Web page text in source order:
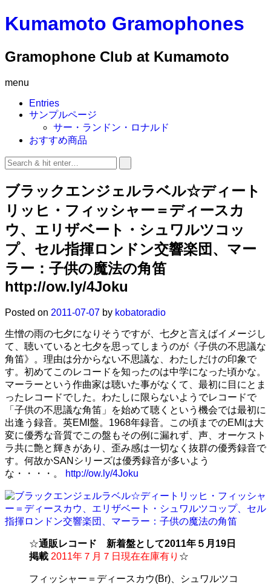
Kumamoto Gramophones
Gramophone Club at Kumamoto
menu
Entries
サンプルページ
サー・ランドン・ロナルド
おすすめ商品
ブラックエンジェルラベル☆ディート
リッヒ・フィッシャー＝ディースカ
ウ、エリザベート・シュワルツコッ
プ、セル指揮ロンドン交響楽団、マー
ラー：子供の魔法の角笛
http://ow.ly/4Joku
Posted on 2011-07-07 by kobatoradio
生憎の雨の七夕になりそうですが、七夕と言えばイメージし
て、聴いていると七夕を思ってしまうのが《子供の不思議な
角笛》。理由は分からない不思議な、わたしだけの印象で
す。初めてこのレコードを知ったのは中学になった頃かな。
マーラーという作曲家は聴いた事がなくて、最初に目にとま
ったレコードでした。わたしに限らないようでレコードで
「子供の不思議な角笛」を始めて聴くという機会では最初に
出逢う録音。英EMI盤。1968年録音。この頃までのEMIは大
変に優秀な音質でこの盤もその例に漏れず、声、オーケスト
ラ共に艶と輝きがあり、歪み感は一切なく抜群の優秀録音で
す。何故かSANシリーズは優秀録音が多いよう
な・・・・。
http://ow.ly/4Joku
☆通販レコード 新着盤として2011年５月19日
掲載 2011年７月７日現在在庫有り ☆
フィッシャー＝ディースカウ(Br)、シュワルツコ